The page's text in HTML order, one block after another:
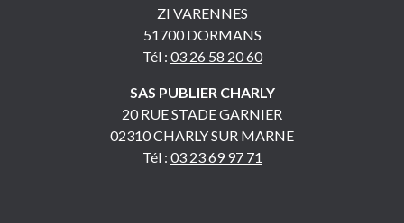
ZI VARENNES
51700 DORMANS
Tél : 03 26 58 20 60
SAS PUBLIER CHARLY
20 RUE STADE GARNIER
02310 CHARLY SUR MARNE
Tél : 03 23 69 97 71